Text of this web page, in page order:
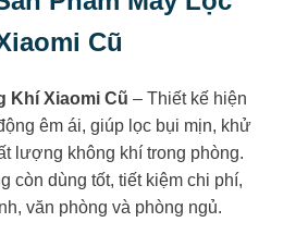
Cũ
Khí Xiaomi Cũ – Thiết kế hiện
êm ái, giúp lọc bụi mịn, khử
lượng không khí trong phòng.
còn dùng tốt, tiết kiệm chi phí,
văn phòng và phòng ngủ.